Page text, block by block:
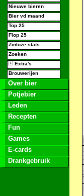
Nieuwe bieren
Bier vd maand
Top 25
Flop 25
Zinloze stats
Zoeken
Extra's
Brouwerijen
Over bier
Potjebier
Leden
Recepten
Fun
Games
E-cards
Drankgebruik